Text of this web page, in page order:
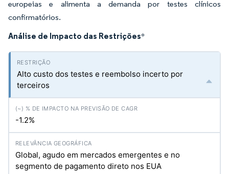
europeias e alimenta a demanda por testes clínicos
confirmatórios.
Análise de Impacto das Restrições*
Alto custo dos testes e reembolso incerto por
terceiros
-1.2%
Global, agudo em mercados emergentes e no
segmento de pagamento direto nos EUA